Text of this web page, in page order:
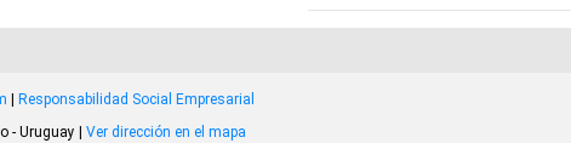
| Responsabilidad Social Empresarial
- Uruguay | Ver dirección en el mapa